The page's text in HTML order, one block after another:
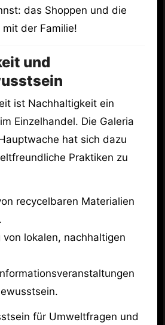
das Shoppen und die
der Familie!
und
ist Nachhaltigkeit ein
Einzelhandel. Die Galeria
hat sich dazu
Praktiken zu
recycelbaren Materialien
lokalen, nachhaltigen
für Umweltfragen und